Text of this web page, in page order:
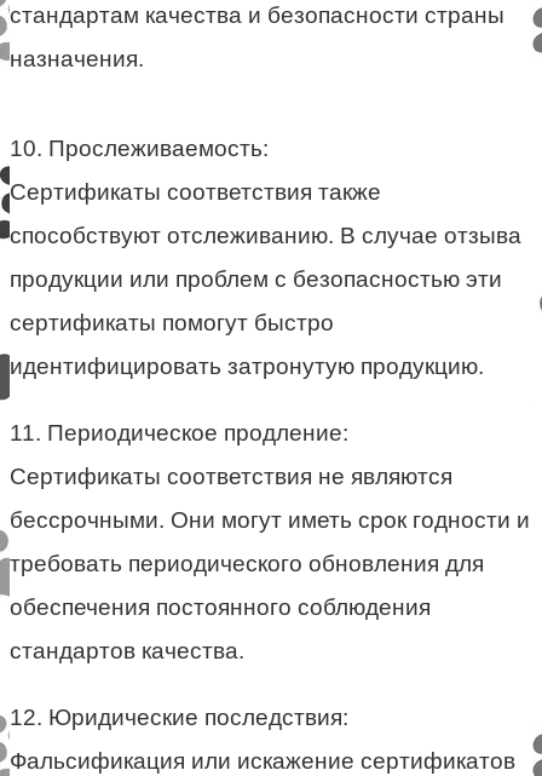
стандартам качества и безопасности страны
назначения.
10. Прослеживаемость:
Сертификаты соответствия также
способствуют отслеживанию. В случае отзыва
продукции или проблем с безопасностью эти
сертификаты помогут быстро
идентифицировать затронутую продукцию.
11. Периодическое продление:
Сертификаты соответствия не являются
бессрочными. Они могут иметь срок годности и
требовать периодического обновления для
обеспечения постоянного соблюдения
стандартов качества.
12. Юридические последствия:
Фальсификация или искажение сертификатов